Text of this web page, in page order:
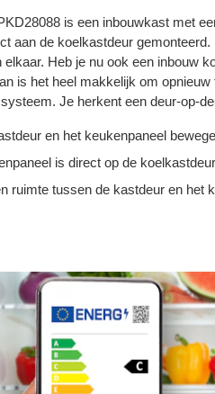
is een inbouwkast met
aan de koelkastdeur
elkaar. Heb je nu ook een inbouw
is het heel makkelijk om
Je herkent een deur-op-
en het keukenpaneel
is direct op de
ruimte tussen de kastdeur en het